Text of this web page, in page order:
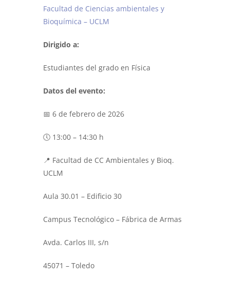
Facultad de Ciencias ambientales y
Bioquímica – UCLM
Dirigido a:
Estudiantes del grado en Física
Datos del evento:
📅 6 de febrero de 2026
🕔 13:00 – 14:30 h
📍 Facultad de CC Ambientales y Bioq.
UCLM
Aula 30.01 – Edificio 30
Campus Tecnológico – Fábrica de Armas
Avda. Carlos III, s/n
45071 – Toledo